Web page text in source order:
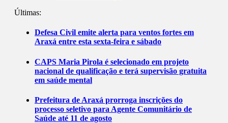
Últimas:
Defesa Civil emite alerta para ventos fortes em
Araxá entre esta sexta-feira e sábado
CAPS Maria Pirola é selecionado em projeto
nacional de qualificação e terá supervisão gratuita
em saúde mental
Prefeitura de Araxá prorroga inscrições do
processo seletivo para Agente Comunitário de
Saúde até 11 de agosto